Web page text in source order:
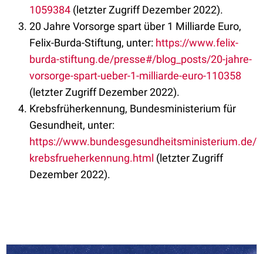
1059384 (letzter Zugriff Dezember 2022).
20 Jahre Vorsorge spart über 1 Milliarde Euro,
Felix-Burda-Stiftung, unter: https://www.felix-
burda-stiftung.de/presse#/blog_posts/20-jahre-
vorsorge-spart-ueber-1-milliarde-euro-110358
(letzter Zugriff Dezember 2022).
Krebsfrüherkennung, Bundesministerium für
Gesundheit, unter:
https://www.bundesgesundheitsministerium.de/
krebsfrueherkennung.html (letzter Zugriff
Dezember 2022).